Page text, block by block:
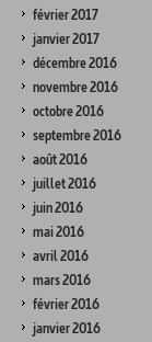
février 2017
janvier 2017
décembre 2016
novembre 2016
octobre 2016
septembre 2016
août 2016
juillet 2016
juin 2016
mai 2016
avril 2016
mars 2016
février 2016
janvier 2016